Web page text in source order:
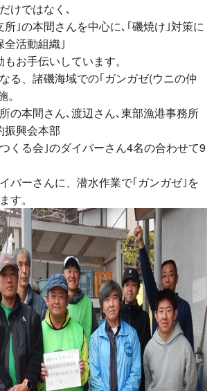
けではなく､
所｣の本間さんを中心に､｢磯焼け｣対策に
活動組織｣
お手伝いしています。
る、諸磯海域での｢ガンガゼ(ウニの仲
の本間さん､渡辺さん､東部漁港事務所
振興会本部
くる会｣のダイバーさん4名の合わせて9
バーさんに、潜水作業で｢ガンガゼ｣を
す。